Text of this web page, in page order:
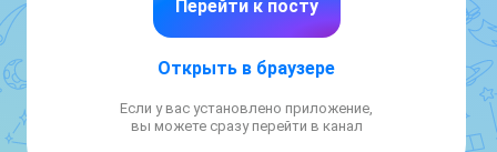
Перейти к посту
Открыть в браузере
Если у вас установлено приложение,
вы можете сразу перейти в канал